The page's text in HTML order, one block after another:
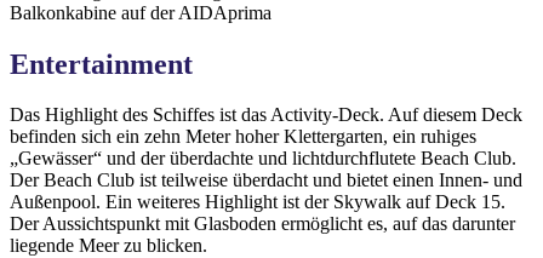
Balkonkabine auf der AIDAprima
Entertainment
Das Highlight des Schiffes ist das Activity-Deck. Auf diesem Deck
befinden sich ein zehn Meter hoher Klettergarten, ein ruhiges
„Gewässer“ und der überdachte und lichtdurchflutete Beach Club.
Der Beach Club ist teilweise überdacht und bietet einen Innen- und
Außenpool. Ein weiteres Highlight ist der Skywalk auf Deck 15.
Der Aussichtspunkt mit Glasboden ermöglicht es, auf das darunter
liegende Meer zu blicken.